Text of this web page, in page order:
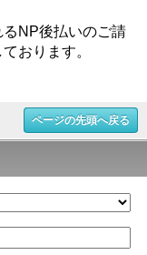
NP後払いのご請
おります。
ページの先頭へ戻る